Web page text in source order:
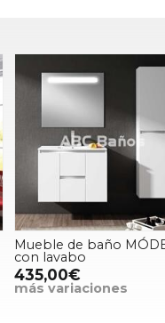
Mueble de Baño
Suspendido ARLET con
tapa madera
401,00€